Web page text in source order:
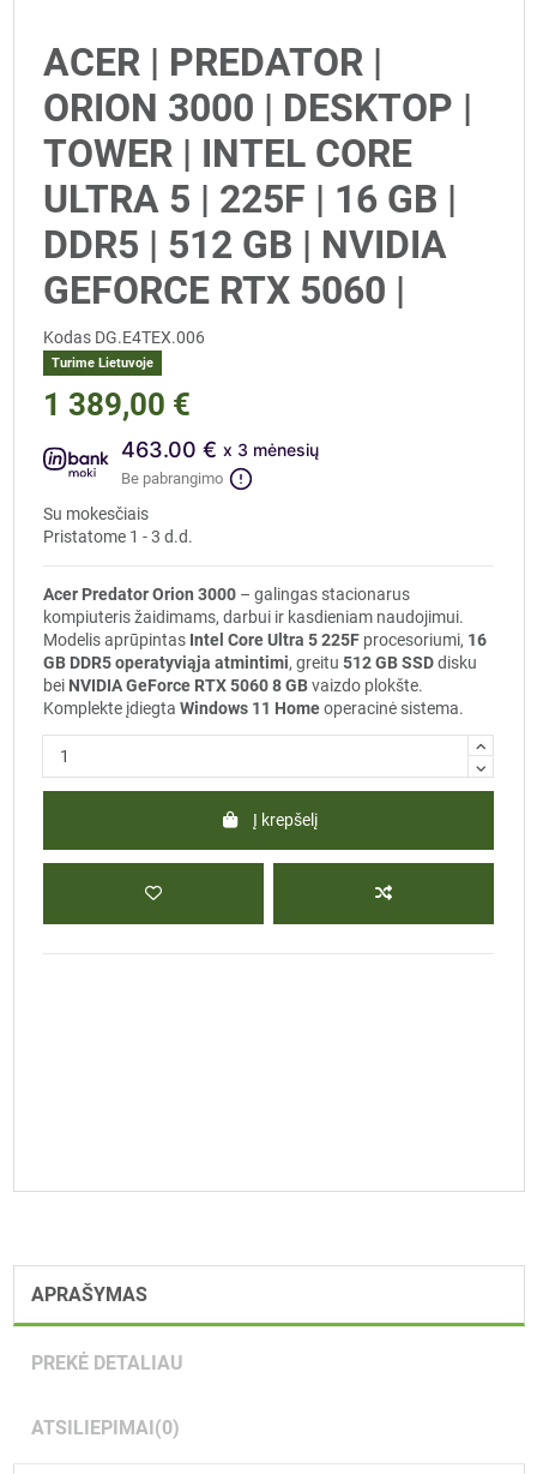
ACER | PREDATOR |
ORION 3000 | DESKTOP |
TOWER | INTEL CORE
ULTRA 5 | 225F | 16 GB |
DDR5 | 512 GB | NVIDIA
GEFORCE RTX 5060 |
Kodas DG.E4TEX.006
Turime Lietuvoje
1 389,00 €
463.00 € x 3 mėnesių
Be pabrangimo
Su mokesčiais
Pristatome 1 - 3 d.d.
Acer Predator Orion 3000 – galingas stacionarus
kompiuteris žaidimams, darbui ir kasdieniam naudojimui.
Modelis aprūpintas Intel Core Ultra 5 225F procesoriumi, 16
GB DDR5 operatyviąja atmintimi, greitu 512 GB SSDdisku
bei NVIDIA GeForce RTX 5060 8 GBvaizdo plokšte.
Komplekte įdiegta Windows 11 Homeoperacinė sistema.
Į krepšelį
APRAŠYMAS
PREKĖ DETALIAU
ATSILIEPIMAI(0)